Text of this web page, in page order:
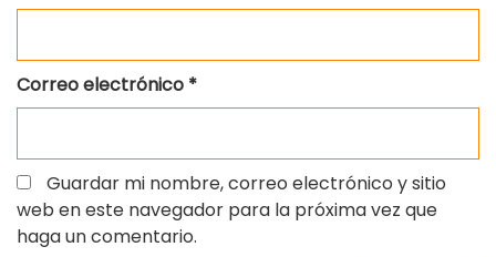
Correo electrónico *
Guardar mi nombre, correo electrónico y sitio
web en este navegador para la próxima vez que
haga un comentario.